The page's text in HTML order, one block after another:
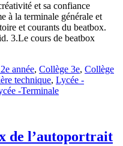
et sa confiance
à la terminale générale et
et courants du beatbox.
3.Le cours de beatbox
année, Collège 3e, Collège
technique, Lycée -
-Terminale
de l’autoportrait